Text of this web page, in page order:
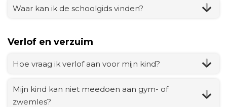
Waar kan ik de schoolgids vinden?
Verlof en verzuim
Hoe vraag ik verlof aan voor mijn kind?
Mijn kind kan niet meedoen aan gym- of
zwemles?